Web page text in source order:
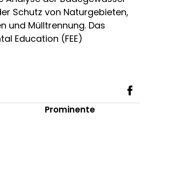
Schutz von Naturgebieten,
und Mülltrennung. Das
Education (FEE)
Prominente